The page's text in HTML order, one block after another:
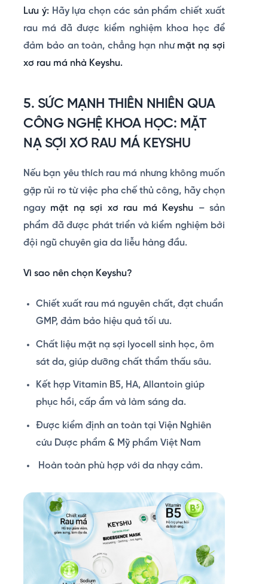
Lưu ý: Hãy lựa chọn các sản phẩm chiết xuất
rau má đã được kiểm nghiệm khoa học để
đảm bảo an toàn, chẳng hạn như mặt nạ sợi
xơ rau má nhà Keyshu.
5. SỨC MẠNH THIÊN NHIÊN QUA
CÔNG NGHỆ KHOA HỌC: MẶT
NẠ SỢI XƠ RAU MÁ KEYSHU
Nếu bạn yêu thích rau má nhưng không muốn
gặp rủi ro từ việc pha chế thủ công, hãy chọn
ngay mặt nạ sợi xơ rau má Keyshu – sản
phẩm đã được phát triển và kiểm nghiệm bởi
đội ngũ chuyên gia da liễu hàng đầu.
Vì sao nên chọn Keyshu?
Chiết xuất rau má nguyên chất, đạt chuẩn
GMP, đảm bảo hiệu quả tối ưu.
Chất liệu mặt nạ sợi lyocell sinh học, ôm
sát da, giúp dưỡng chất thẩm thấu sâu.
Kết hợp Vitamin B5, HA, Allantoin giúp
phục hồi, cấp ẩm và làm sáng da.
Được kiểm định an toàn tại Viện Nghiên
cứu Dược phẩm & Mỹ phẩm Việt Nam
Hoàn toàn phù hợp với da nhạy cảm.